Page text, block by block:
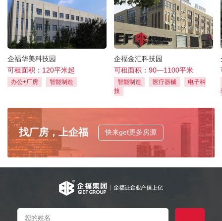
企福华美科技园
可租面积：120平米起
办公+厂房 智能制造
企福金汇科技园
可租面积：90—1100平米
智能制造 医疗器械
电子科
技
找厂房，上企福 快来get更多房源